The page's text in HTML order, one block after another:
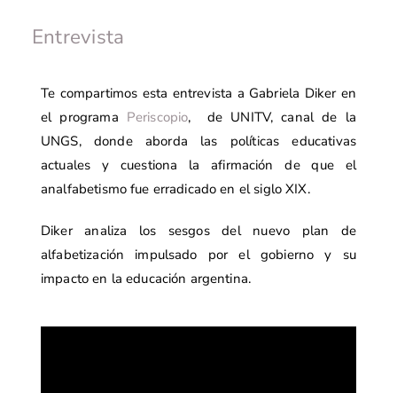
Entrevista
Te compartimos esta entrevista a Gabriela Diker en
el programa Periscopio, de UNITV, canal de la
UNGS, donde aborda las políticas educativas
actuales y cuestiona la afirmación de que el
analfabetismo fue erradicado en el siglo XIX.
Diker analiza los sesgos del nuevo plan de
alfabetización impulsado por el gobierno y su
impacto en la educación argentina.